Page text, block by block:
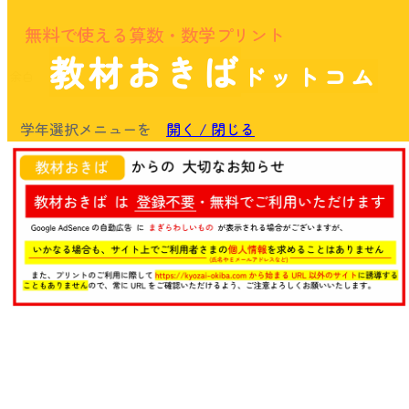
無料で使える算数・数学プリント
教材おきば ドットコム
学年選択メニューを 開く / 閉じる